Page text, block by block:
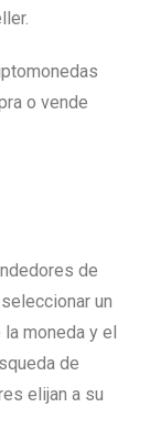
o vende
de
un
moneda y el
de
elijan a su